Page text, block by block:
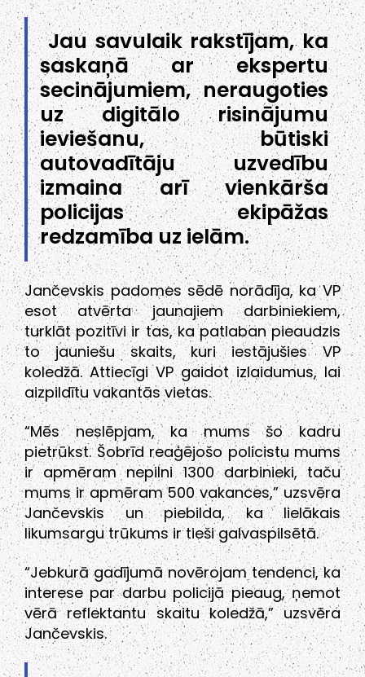
Jau savulaik rakstījam, ka
saskaņā ar ekspertu
secinājumiem, neraugoties
uz digitālo risinājumu
ieviešanu, būtiski
autovadītāju uzvedību
izmaina arī vienkārša
policijas ekipāžas
redzamība uz ielām.
Jančevskis padomes sēdē norādīja, ka VP
esot atvērta jaunajiem darbiniekiem,
turklāt pozitīvi ir tas, ka patlaban pieaudzis
to jauniešu skaits, kuri iestājušies VP
koledžā. Attiecīgi VP gaidot izlaidumus, lai
aizpildītu vakantās vietas.
“Mēs neslēpjam, ka mums šo kadru
pietrūkst. Šobrīd reaģējošo policistu mums
ir apmēram nepilni 1300 darbinieki, taču
mums ir apmēram 500 vakances,” uzsvēra
Jančevskis un piebilda, ka lielākais
likumsargu trūkums ir tieši galvaspilsētā.
“Jebkurā gadījumā novērojam tendenci, ka
interese par darbu policijā pieaug, ņemot
vērā reflektantu skaitu koledžā,” uzsvēra
Jančevskis.